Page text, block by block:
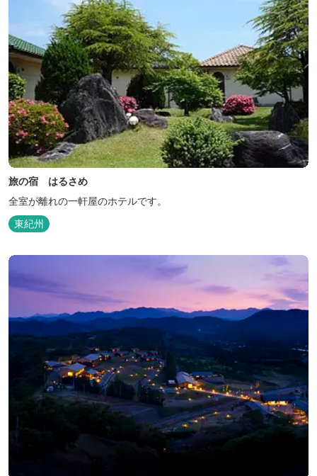
旅の宿 はるさめ
全室が離れの一軒屋のホテルです。
東紀州